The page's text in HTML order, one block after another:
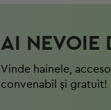
AI NEVOIE
Vinde hainele,
convenabil și gratuit!